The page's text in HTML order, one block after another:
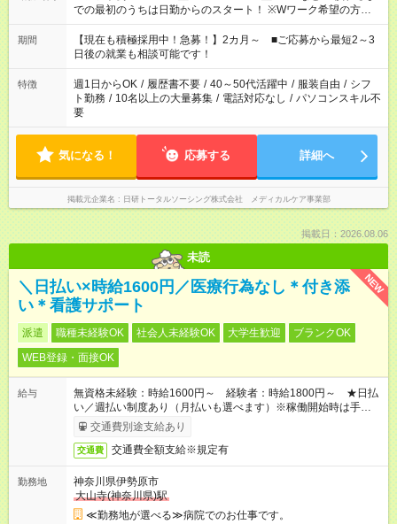
での最初のうちは日勤からのスタート！ ※Wワーク希望の方へ
今ご覧のお仕事で希望する勤務時間と、もう1つのお仕事の勤務
時間。 合計で週40時間を超える場合は応募できません。
期間
【現在も積極採用中！急募！】2カ月～ ■ご応募から最短2～3
日後の就業も相談可能です！
特徴 週1日からOK / 履歴書不要 / 40～50代活躍中 / 服装自由 / シフ
ト勤務 / 10名以上の大量募集 / 電話対応なし / パソコンスキル不
要
気になる！ 応募する 詳細へ
掲載元企業名 日研トータルソーシング株式会社 メディカルケア事業部
掲載日：2026.08.06
未読
NEW
＼日払い×時給1600円／医療行為なし＊付き添
い＊看護サポート
派遣 職種未経験OK 社会人未経験OK 大学生歓迎
ブランクOK
WEB登録・面接OK
給与
無資格未経験：時給1600円～ 経験者：時給1800円～ ★日払
い／週払い制度あり（月払いも選べます）※稼働開始時は手続き
完了次第のお支払いとなります。
交通費別途支給あり
交通費 交通費全額支給※規定有
勤務地
神奈川県伊勢原市
大山寺(神奈川県)駅
≪勤務地が選べる≫病院でのお仕事です。